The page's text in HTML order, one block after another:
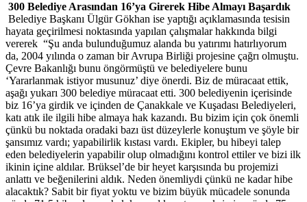
300 Belediye Arasından 16’ya Girerek Hibe Almayı Başardık
Belediye Başkanı Ülgür Gökhan ise yaptığı açıklamasında tesisin
hayata geçirilmesi noktasında yapılan çalışmalar hakkında bilgi
vererek “Şu anda bulunduğumuz alanda bu yatırımı hatırlıyorum
da, 2004 yılında o zaman bir Avrupa Birliği projesine çağrı olmuştu.
Çevre Bakanlığı bunu öngörmüştü ve belediyelere bunu
‘Yararlanmak istiyor musunuz’ diye önerdi. Biz de müracaat ettik,
aşağı yukarı 300 belediye müracaat etti. 300 belediyenin içerisinde
biz 16’ya girdik ve içinden de Çanakkale ve Kuşadası Belediyeleri,
katı atık ile ilgili hibe almaya hak kazandı. Bu bizim için çok önemli
çünkü bu noktada oradaki bazı üst düzeylerle konuştum ve şöyle bir
şansımız vardı; yapabilirlik kıstası vardı. Ekipler, bu hibeyi talep
eden belediyelerin yapabilir olup olmadığını kontrol ettiler ve bizi ilk
ikinin içine aldılar. Brüksel’de bir heyet karşısında bu projemizi
anlattı ve beğenilerini aldık. Neden önemliydi çünkü ne kadar hibe
alacaktık? Sabit bir fiyat yoktu ve bizim büyük mücadele sonunda